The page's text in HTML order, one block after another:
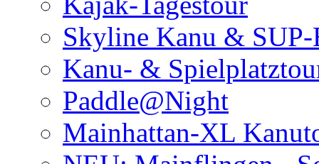
Skyline Kanu & SUP-
Kanu- &
Paddle@Night
Mainhattan-XL